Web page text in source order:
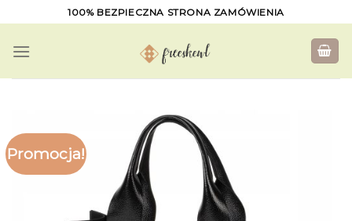
to
content
100% BEZPIECZNA STRONA ZAMÓWIENIA
Promocja!